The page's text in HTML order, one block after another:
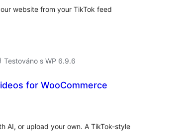
website from your TikTok feed
Testováno s WP 6.9.6
for WooCommerce
AI, or upload your own. A TikTok-style